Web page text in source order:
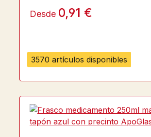
3570 artículos disponibles
Desde 0,91 €